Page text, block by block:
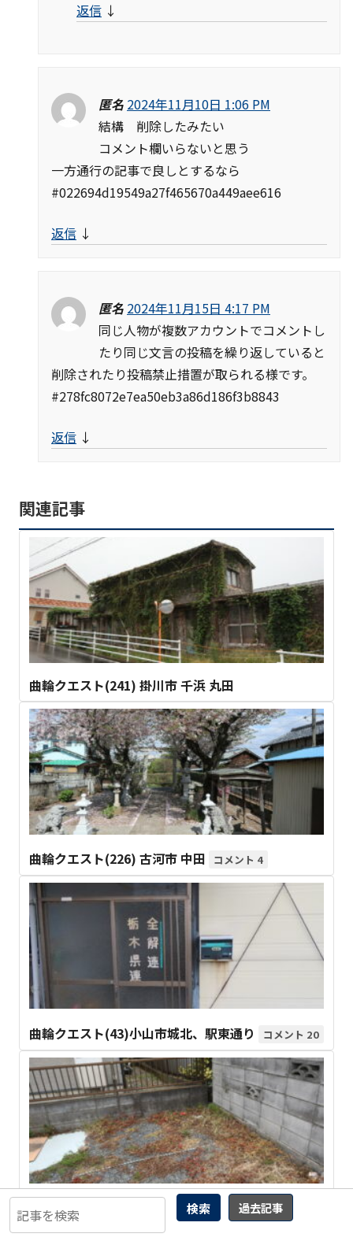
検索 過去記事
返信 ↓
匿名 2024年11月10日 1:06 PM
結構 削除したみたい
コメント欄いらないと思う
一方通行の記事で良しとするなら
#022694d19549a27f465670a449aee616
返信 ↓
匿名 2024年11月15日 4:17 PM
同じ人物が複数アカウントでコメントし
たり同じ文言の投稿を繰り返していると
削除されたり投稿禁止措置が取られる様です。
#278fc8072e7ea50eb3a86d186f3b8843
返信 ↓
関連記事
曲輪クエスト(241) 掛川市 千浜 丸田
曲輪クエスト(226) 古河市 中田 4
曲輪クエスト(43)小山市城北、駅東通り 20
曲輪クエスト(363) 加須市 芋茎 21